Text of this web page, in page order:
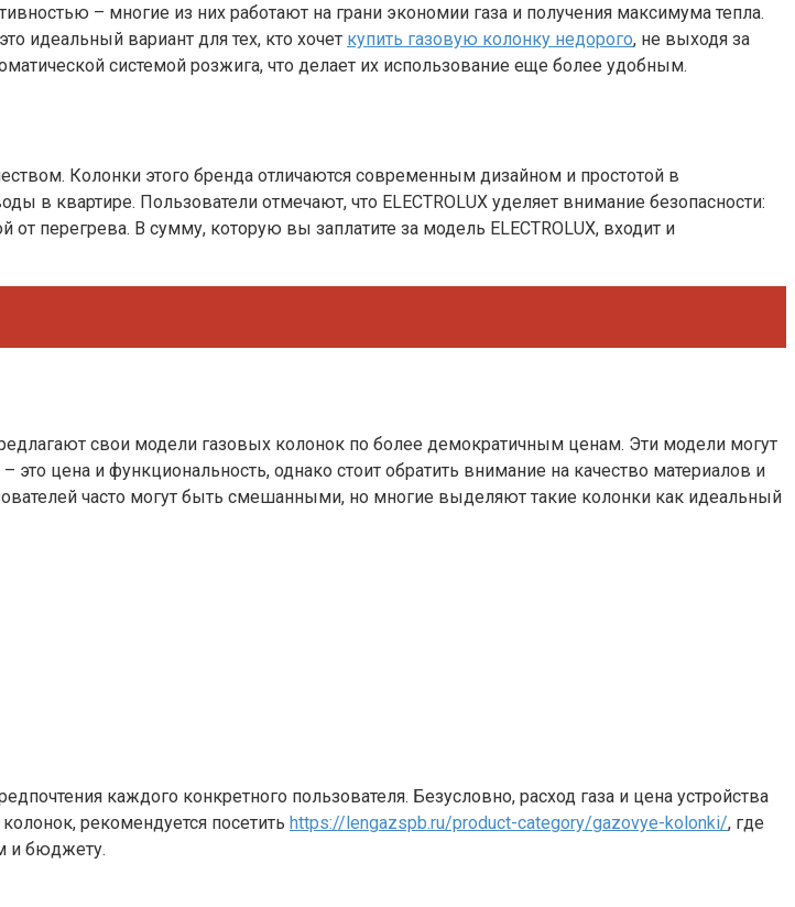
– многие из них работают на грани экономии газа и получения максимума тепла.
идеальный вариант для тех, кто хочет купить газовую колонку недорого, не выходя за
системой розжига, что делает их использование еще более удобным.
Колонки этого бренда отличаются современным дизайном и простотой в
в квартире. Пользователи отмечают, что ELECTROLUX уделяет внимание безопасности:
перегрева. В сумму, которую вы заплатите за модель ELECTROLUX, входит и
свои модели газовых колонок по более демократичным ценам. Эти модели могут
цена и функциональность, однако стоит обратить внимание на качество материалов и
часто могут быть смешанными, но многие выделяют такие колонки как идеальный
каждого конкретного пользователя. Безусловно, расход газа и цена устройства
рекомендуется посетить https://lengazspb.ru/product-category/gazovye-kolonki/, где
и бюджету.